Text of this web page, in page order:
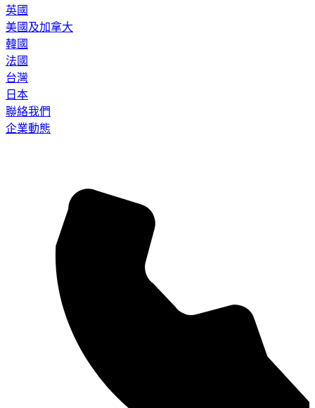
英國
美國及加拿大
韓國
法國
台灣
日本
聯絡我們
企業動態